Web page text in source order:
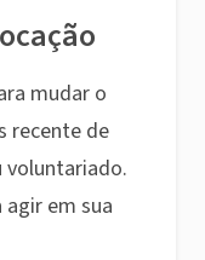
mudar o
recente de
voluntariado.
em sua